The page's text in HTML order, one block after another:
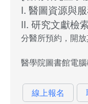
I. 醫圖資源與
II. 研究文獻檢
分醫所預約，開
醫學院圖書館電腦
線上報名